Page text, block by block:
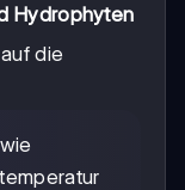
Hydrophyten
die